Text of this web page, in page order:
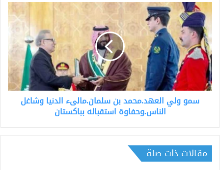
سمو
ولي
العهد.محمد
بن
سلمان.مالىء
الدنيا
وشاغل
الناس.وحفاوة
استقباله
بباكستان
سمو ولي العهد.محمد بن سلمان.مالىء الدنيا وشاغل
الناس.وحفاوة استقباله بباكستان
مقالات ذات صلة